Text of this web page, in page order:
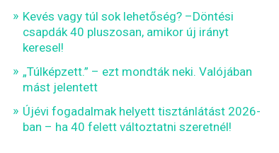
Kevés vagy túl sok lehetőség? –Döntési
csapdák 40 pluszosan, amikor új irányt
keresel!
„Túlképzett.” – ezt mondták neki. Valójában
mást jelentett
Újévi fogadalmak helyett tisztánlátást 2026-
ban – ha 40 felett változtatni szeretnél!